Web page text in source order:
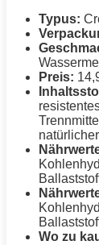
Typus:
Preis:
Wo zu